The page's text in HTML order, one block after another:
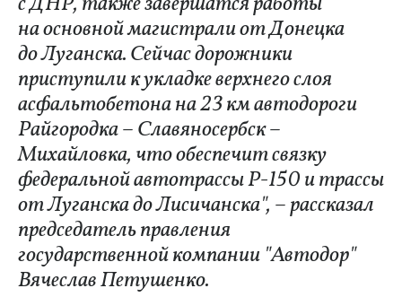
на основной магистрали от Донецка
до Луганска. Сейчас дорожники
приступили к укладке верхнего слоя
асфальтобетона на 23 км автодороги
Райгородка – Славяносербск –
Михайловка, что обеспечит связку
федеральной автотрассы Р-150 и трассы
от Луганска до Лисичанска", – рассказал
председатель правления
государственной компании "Автодор"
Вячеслав Петушенко.